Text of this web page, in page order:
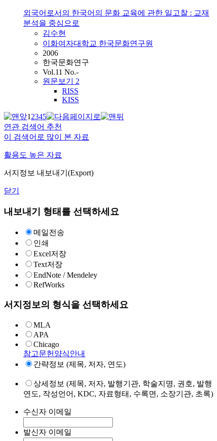
외국어로서의 한국어의 문화 교육에 관한 일고찰 : 교재
분석을 중심으로
김수현
이화여자대학교 한국문화연구원
2006
한국문화연구
Vol.11 No.-
원문보기 2
RISS
KISS
12345
연관 검색어 추천
이 검색어로 많이 본 자료
활용도 높은 자료
서지정보 내보내기(Export)
닫기
내보내기 형태를 선택하세요
메일전송
인쇄
Excel저장
Text저장
EndNote / Mendeley
RefWorks
서지정보의 형식을 선택하세요
MLA
APA
Chicago
참고문헌양식안내
간략정보 (제목, 저자, 연도)
상세정보 (제목, 저자, 발행기관, 학술지명, 권호, 발행
연도, 작성언어, KDC, 자료형태, 수록면, 소장기관, 초록)
수신자 이메일
발신자 이메일